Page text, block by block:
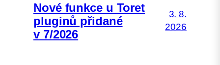
Nové funkce u Toret
pluginů přidané
v 7/2026
3. 8.
2026